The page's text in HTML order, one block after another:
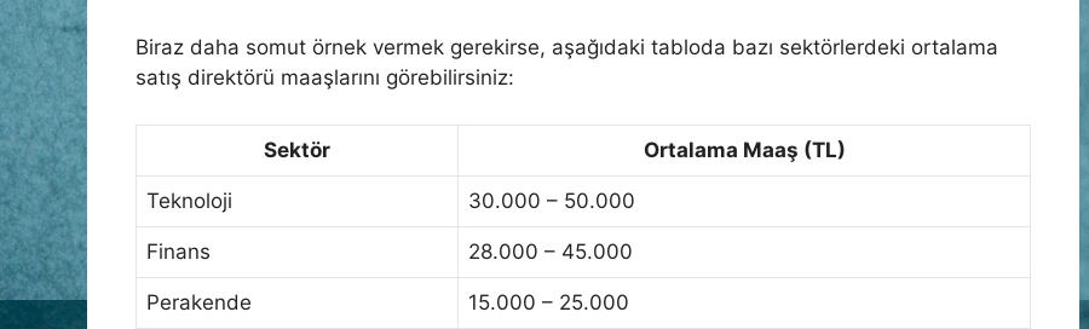
Biraz daha somut örnek vermek gerekirse, aşağıdaki tabloda bazı sektörlerdeki ortalama
satış direktörü maaşlarını görebilirsiniz:
Sektör Ortalama Maaş (TL)
Teknoloji 30.000 – 50.000
Finans 28.000 – 45.000
Perakende 15.000 – 25.000